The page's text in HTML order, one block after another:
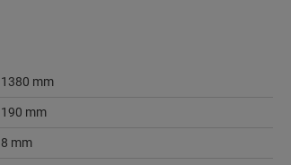
1380 mm
190 mm
8 mm